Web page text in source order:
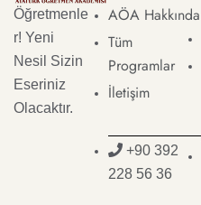
Öğretmenle
r! Yeni
Nesil Sizin
Eseriniz
Olacaktır.
AÖA Hakkında
Tüm
Programlar
İletişim
+90 392
228 56 36